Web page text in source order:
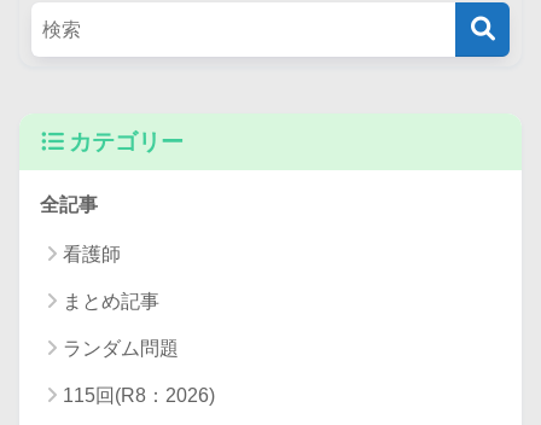
カテゴリー
全記事
看護師
まとめ記事
ランダム問題
115回(R8：2026)